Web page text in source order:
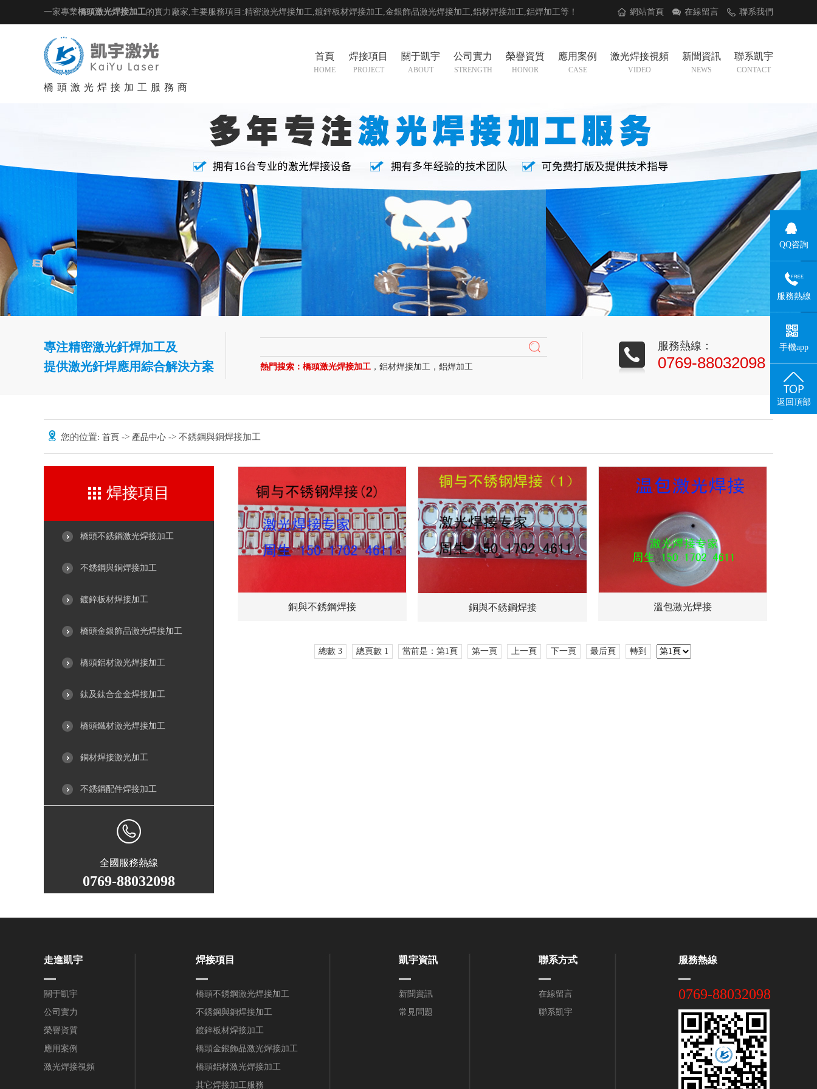
一家專業橋頭激光焊接加工的實力廠家,主要服務項目:精密激光焊接加工,鍍鋅板材焊接加工,金銀飾品激光焊接加工,鋁材焊接加工,鋁焊加工等！ 網站首頁 在線留言 聯系我們
橋頭激光焊接加工服務商
首頁
HOME
焊接項目
PROJECT
關于凱宇
ABOUT
公司實力
STRENGTH
榮譽資質
HONOR
應用案例
CASE
激光焊接視頻
VIDEO
新聞資訊
NEWS
聯系凱宇
CONTACT
專注精密激光釬焊加工及
提供激光釬焊應用綜合解決方案
熱門搜索： 橋頭激光焊接加工 ， 鋁材焊接加工 ， 鋁焊加工
服務熱線：
0769-88032098
您的位置: 首頁 -> 產品中心 -> 不銹鋼與銅焊接加工
焊接項目
橋頭不銹鋼激光焊接加工
不銹鋼與銅焊接加工
鍍鋅板材焊接加工
橋頭金銀飾品激光焊接加工
橋頭鋁材激光焊接加工
鈦及鈦合金金焊接加工
橋頭鐵材激光焊接加工
銅材焊接激光加工
不銹鋼配件焊接加工
全國服務熱線
0769-88032098
銅與不銹鋼焊接 銅與不銹鋼焊接 溫包激光焊接
總數 3 總頁數 1 當前是：第1頁 第一頁 上一頁 下一頁 最后頁 轉到
走進凱宇
關于凱宇
公司實力
榮譽資質
應用案例
激光焊接視頻
焊接項目
橋頭不銹鋼激光焊接加工
不銹鋼與銅焊接加工
鍍鋅板材焊接加工
橋頭金銀飾品激光焊接加工
橋頭鋁材激光焊接加工
其它焊接加工服務
凱宇資訊
新聞資訊
常見問題
聯系方式
在線留言
聯系凱宇
服務熱線
0769-88032098
QQ咨詢
服務熱線
手機app
返回頂部